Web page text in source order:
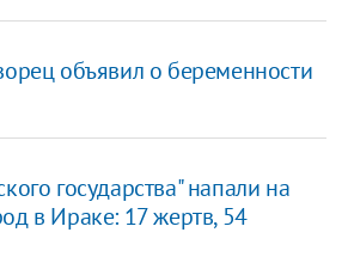
объявил о беременности
государства" напали на
в Ираке: 17 жертв, 54